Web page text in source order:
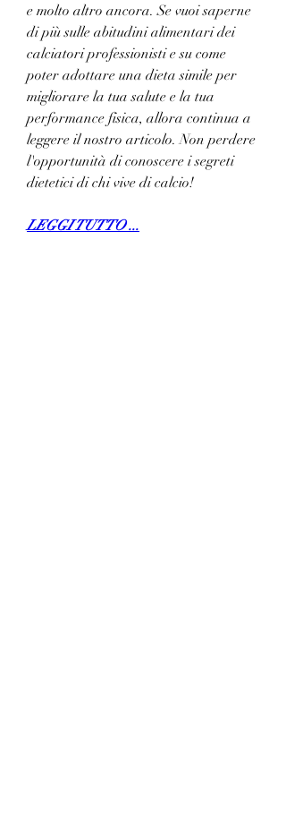
e molto altro ancora. Se vuoi saperne
di più sulle abitudini alimentari dei
calciatori professionisti e su come
poter adottare una dieta simile per
migliorare la tua salute e la tua
performance fisica, allora continua a
leggere il nostro articolo. Non perdere
l'opportunità di conoscere i segreti
dietetici di chi vive di calcio!
LEGGI TUTTO ...